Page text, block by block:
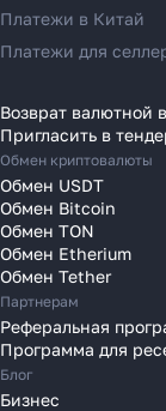
Переводы в
Переводы в Италию
Переводы в Латвию
Переводы в Литву
Переводы в
Переводы в Монако
Переводы в
Переводы в Польшу
Переводы в
Переводы в
Переводы в Сербию
Переводы в
Платежи в Китай
Платежи для
Возврат валютной
Пригласить в
Обмен криптовалюты
Обмен USDT
Обмен Bitcoin
Обмен TON
Обмен Etherium
Обмен Tether
Партнерам
Реферальная
Программа для
Блог
Бизнес